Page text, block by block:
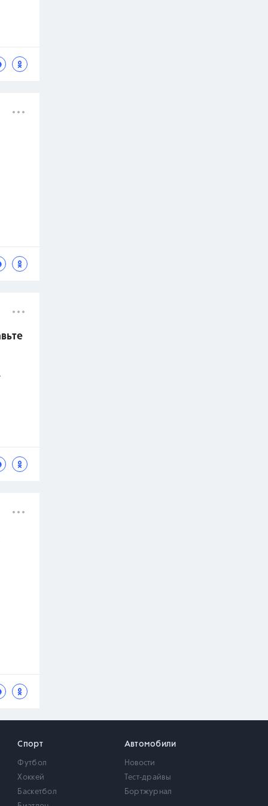
Спорт
Футбол
Хоккей
Баскетбол
Автомобили
Новости
Тест-драйвы
Бортжурнал